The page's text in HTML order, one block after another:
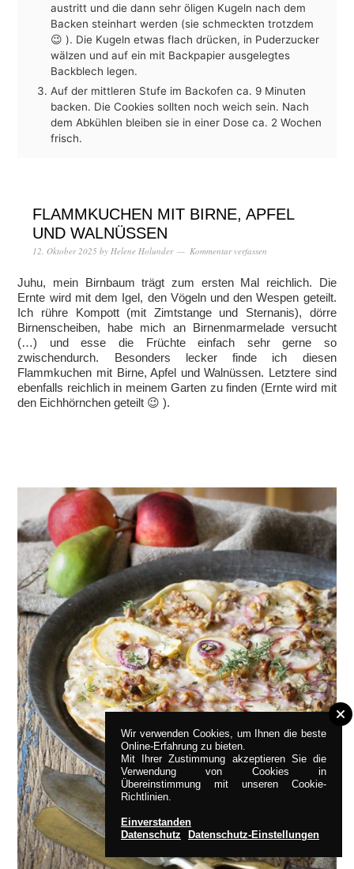
austritt und die dann sehr öligen Kugeln nach dem
Backen steinhart werden (sie schmeckten trotzdem
😉 ). Die Kugeln etwas flach drücken, in Puderzucker
wälzen und auf ein mit Backpapier ausgelegtes
Backblech legen.
Auf der mittleren Stufe im Backofen ca. 9 Minuten
backen. Die Cookies sollten noch weich sein. Nach
dem Abkühlen bleiben sie in einer Dose ca. 2 Wochen
frisch.
FLAMMKUCHEN MIT BIRNE, APFEL
UND WALNÜSSEN
12. Oktober 2025 by Helene Holunder Kommentar verfassen
Juhu, mein Birnbaum trägt zum ersten Mal reichlich. Die
Ernte wird mit dem Igel, den Vögeln und den Wespen geteilt.
Ich rühre Kompott (mit Zimtstange und Sternanis), dörre
Birnenscheiben, habe mich an Birnenmarmelade versucht
(…) und esse die Früchte einfach sehr gerne so
zwischendurch. Besonders lecker finde ich diesen
Flammkuchen mit Birne, Apfel und Walnüssen. Letztere sind
ebenfalls reichlich in meinem Garten zu finden (Ernte wird mit
den Eichhörnchen geteilt 😉 ).
Wir verwenden Cookies, um Ihnen die beste
Online-Erfahrung zu bieten.
Mit Ihrer Zustimmung akzeptieren Sie die
Verwendung von Cookies in
Übereinstimmung mit unseren Cookie-
Richtlinien.
Einverstanden
Datenschutz
Datenschutz-Einstellungen